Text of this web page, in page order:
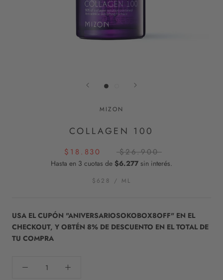
MIZON
COLLAGEN 100
$18.830 $26.900
Hasta en 3 cuotas de $6.277 sin interés.
$628 / ML
USA EL CUPÓN "ANIVERSARIOSOKOBOX8OFF" EN EL
CHECKOUT, Y OBTÉN 8% DE DESCUENTO EN EL TOTAL DE
TU COMPRA